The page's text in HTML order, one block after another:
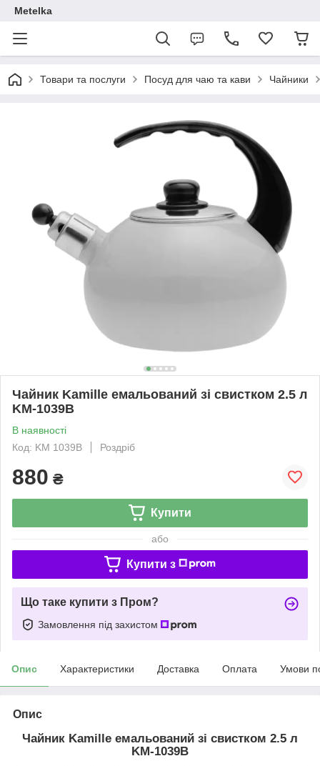
Metelka
Товари та послуги Посуд для чаю та кави Чайники
Чайник Kamille емальований зі свистком 2.5 л
KM-1039B
В наявності
Код: KM 1039B
Роздріб
880 ₴
Купити
або
Купити з
Що таке купити з Пром?
Замовлення під захистом
Опис Характеристики Доставка Оплата Умови
Опис
Чайник Kamille емальований зі свистком 2.5 л
KM-1039B